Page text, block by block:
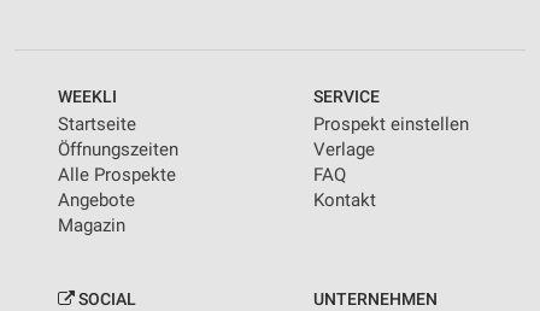
WEEKLI
Startseite
Öffnungszeiten
Alle Prospekte
Angebote
Magazin
SERVICE
Prospekt einstellen
Verlage
FAQ
Kontakt
SOCIAL UNTERNEHMEN